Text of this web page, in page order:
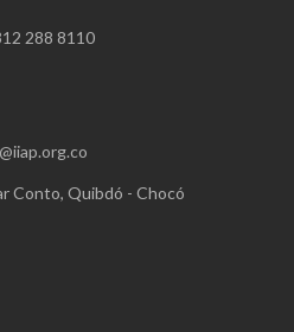
288 8110
Conto, Quibdó - Chocó